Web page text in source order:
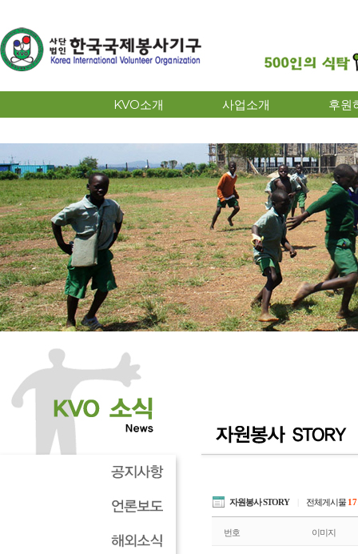
KVO소개 사업소개 후원
자원봉사 STORY 전체게시물
번호 이미지